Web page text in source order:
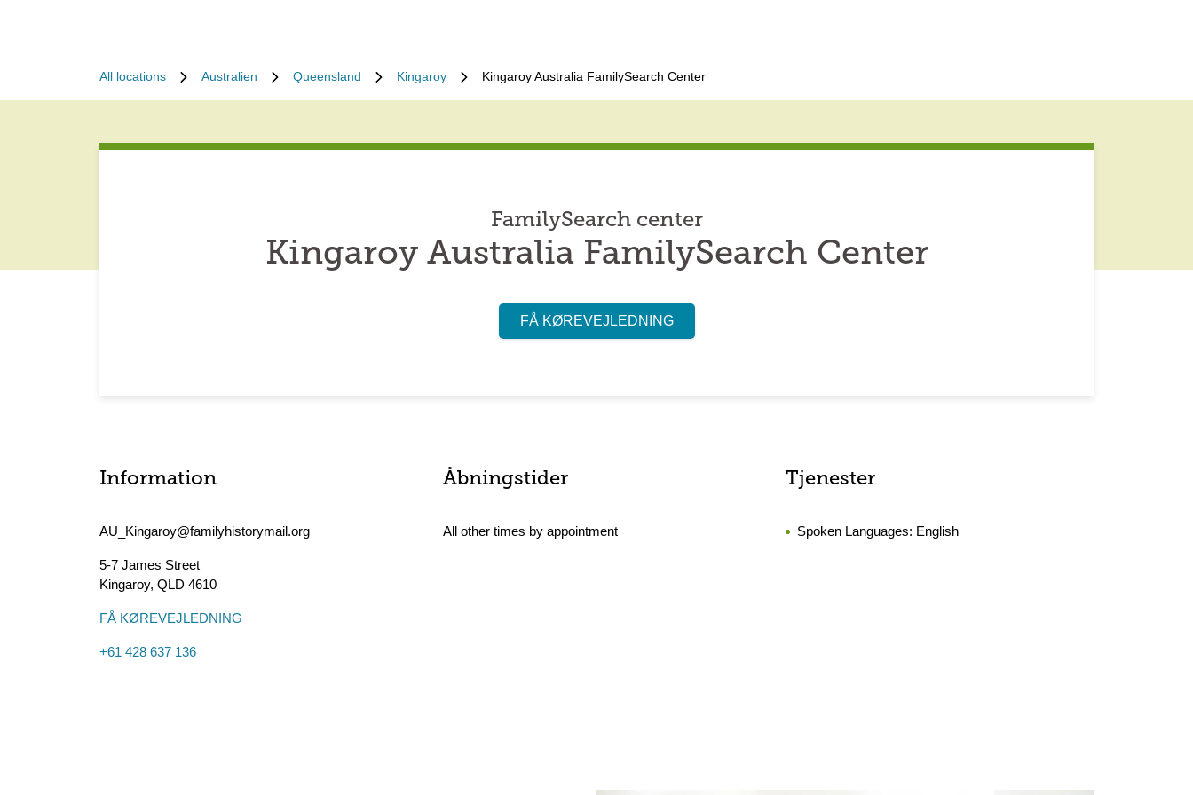
All locations Australien Queensland Kingaroy Kingaroy Australia FamilySearch Center
FamilySearch center
Kingaroy Australia FamilySearch Center
FÅ KØREVEJLEDNING
Information
AU_Kingaroy@familyhistorymail.org
5-7 James Street
Kingaroy, QLD 4610
FÅ KØREVEJLEDNING
+61 428 637 136
Åbningstider
All other times by appointment
Tjenester
Spoken Languages: English